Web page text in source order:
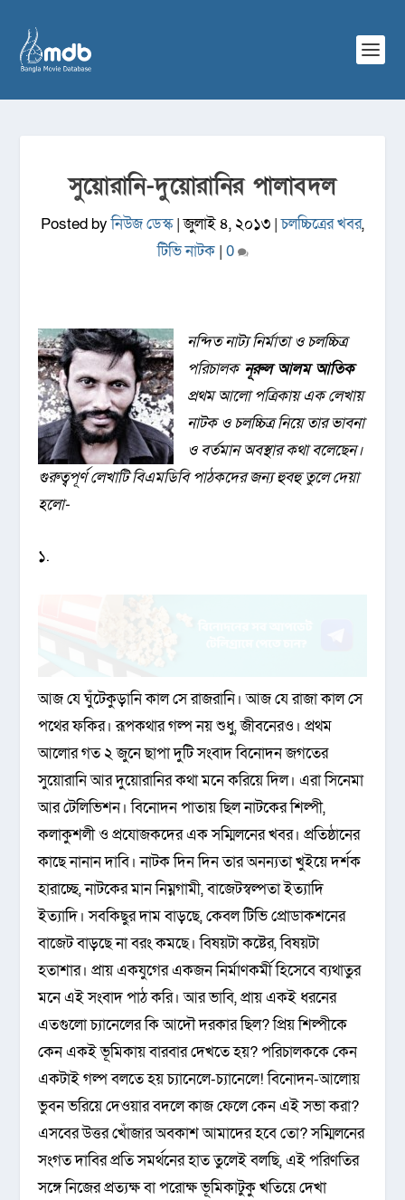
সুয়োরানি-দুয়োরানির পালাবদল
Posted byনিউজ ডেস্ক|জুলাই ৪, ২০১৩ |চলচ্চিত্রের খবর,
টিভি নাটক| 0
নন্দিত নাট্য নির্মাতা ও চলচ্চিত্র
পরিচালকনূরুল আলম আতিক
প্রথম আলো পত্রিকায় এক লেখায়
নাটক ও চলচ্চিত্র নিয়ে তার ভাবনা
ও বর্তমান অবস্থার কথা বলেছেন।
গুরুত্বপূর্ণ লেখাটি বিএমডিবি পাঠকদের জন্য হুবহু তুলে দেয়া
হলো-
১.
আজ যে ঘুঁটেকুড়ানি কাল সে রাজরানি। আজ যে রাজা কাল সে
পথের ফকির। রূপকথার গল্প নয় শুধু, জীবনেরও। প্রথম
আলোর গত ২ জুনে ছাপা দুটি সংবাদ বিনোদন জগতের
সুয়োরানি আর দুয়োরানির কথা মনে করিয়ে দিল। এরা সিনেমা
আর টেলিভিশন। বিনোদন পাতায় ছিল নাটকের শিল্পী,
কলাকুশলী ও প্রযোজকদের এক সম্মিলনের খবর। প্রতিষ্ঠানের
কাছে নানান দাবি। নাটক দিন দিন তার অনন্যতা খুইয়ে দর্শক
হারাচ্ছে, নাটকের মান নিম্নগামী, বাজেটস্বল্পতা ইত্যাদি
ইত্যাদি। সবকিছুর দাম বাড়ছে, কেবল টিভি প্রোডাকশনের
বাজেট বাড়ছে না বরং কমছে। বিষয়টা কষ্টের, বিষয়টা
হতাশার। প্রায় একযুগের একজন নির্মাণকর্মী হিসেবে ব্যথাতুর
মনে এই সংবাদ পাঠ করি। আর ভাবি, প্রায় একই ধরনের
এতগুলো চ্যানেলের কি আদৌ দরকার ছিল? প্রিয় শিল্পীকে
কেন একই ভূমিকায় বারবার দেখতে হয়? পরিচালককে কেন
একটাই গল্প বলতে হয় চ্যানেলে-চ্যানেলে! বিনোদন-আলোয়
ভুবন ভরিয়ে দেওয়ার বদলে কাজ ফেলে কেন এই সভা করা?
এসবের উত্তর খোঁজার অবকাশ আমাদের হবে তো? সম্মিলনের
সংগত দাবির প্রতি সমর্থনের হাত তুলেই বলছি, এই পরিণতির
সঙ্গে নিজের প্রত্যক্ষ বা পরোক্ষ ভূমিকাটুকু খতিয়ে দেখা